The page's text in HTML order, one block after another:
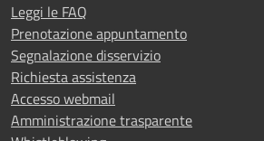
Leggi le FAQ
Prenotazione appuntamento
Segnalazione disservizio
Richiesta assistenza
Accesso webmail
Amministrazione trasparente